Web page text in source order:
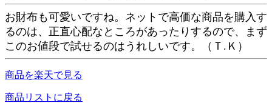
お財布も可愛いですね。ネットで高価な商品を購入す
るのは、正直心配なところがあったりするので、まず
このお値段で試せるのはうれしいです。（Ｔ.Ｋ）
商品を楽天で見る
商品リストに戻る